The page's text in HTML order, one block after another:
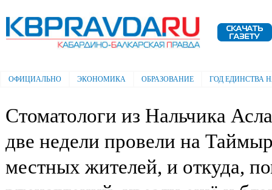
Электронная газета "Кабардино-
Балкарская правда"
Главное меню
ОФИЦИАЛЬНО ЭКОНОМИКА ОБРАЗОВАНИЕ ГОД ЕДИНСТВА
Стоматологи из Нальчика
две недели провели на
местных жителей, и откуда,